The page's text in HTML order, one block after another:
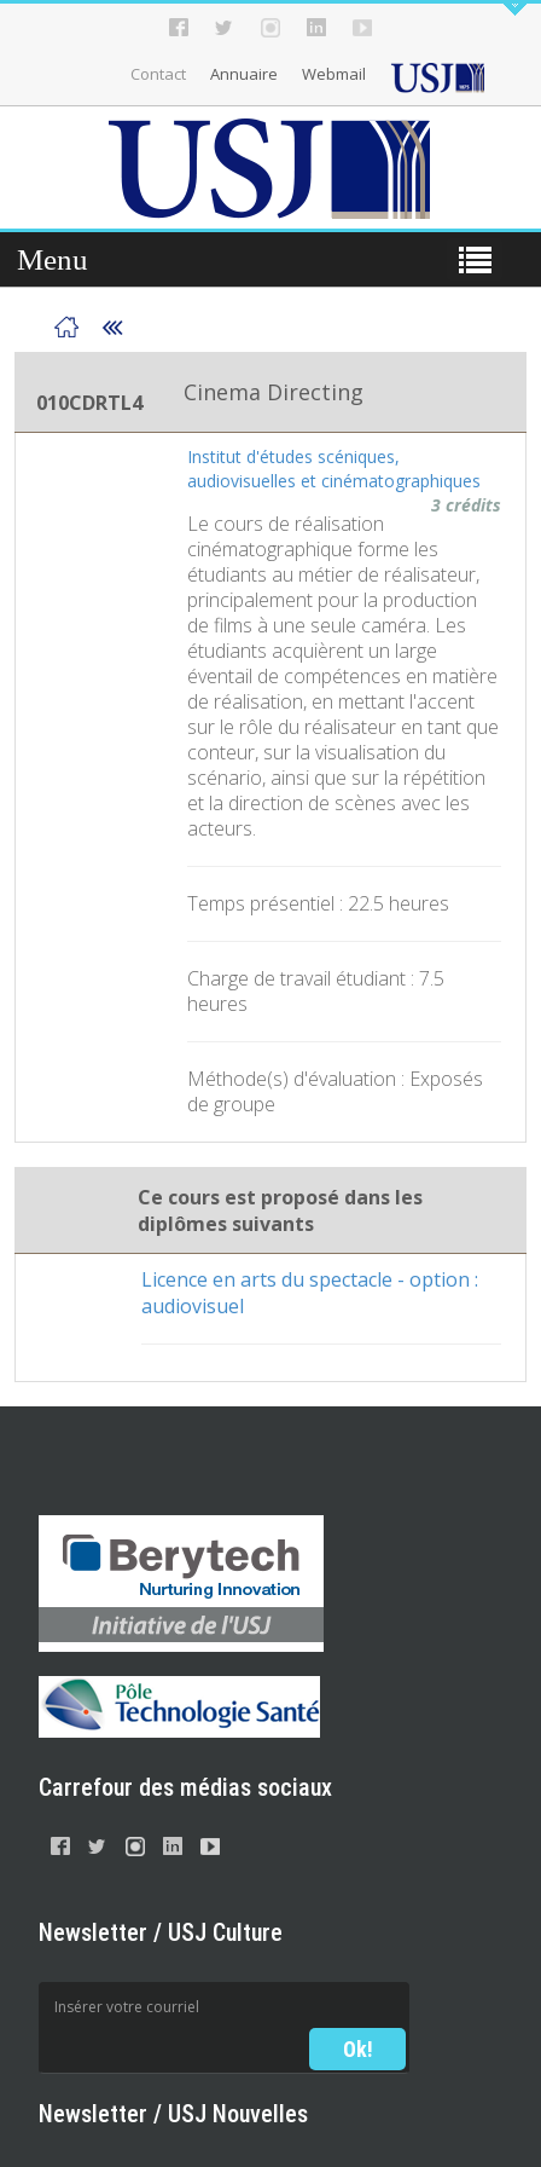
Contact Annuaire Webmail
Menu
010CDRTL4 Cinema Directing
Institut d'études scéniques,
audiovisuelles et cinématographiques
3 crédits
Le cours de réalisation
cinématographique forme les
étudiants au métier de réalisateur,
principalement pour la production
de films à une seule caméra. Les
étudiants acquièrent un large
éventail de compétences en matière
de réalisation, en mettant l'accent
sur le rôle du réalisateur en tant que
conteur, sur la visualisation du
scénario, ainsi que sur la répétition
et la direction de scènes avec les
acteurs.
Temps présentiel : 22.5 heures
Charge de travail étudiant : 7.5
heures
Méthode(s) d'évaluation : Exposés
de groupe
Ce cours est proposé dans les
diplômes suivants
Licence en arts du spectacle - option :
audiovisuel
Carrefour des médias sociaux
Newsletter / USJ Culture
Newsletter / USJ Nouvelles